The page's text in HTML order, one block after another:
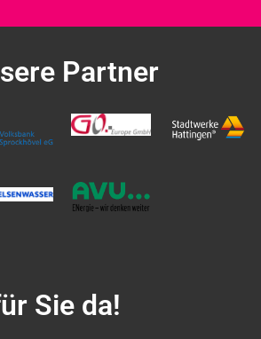
Partner
Sie da!